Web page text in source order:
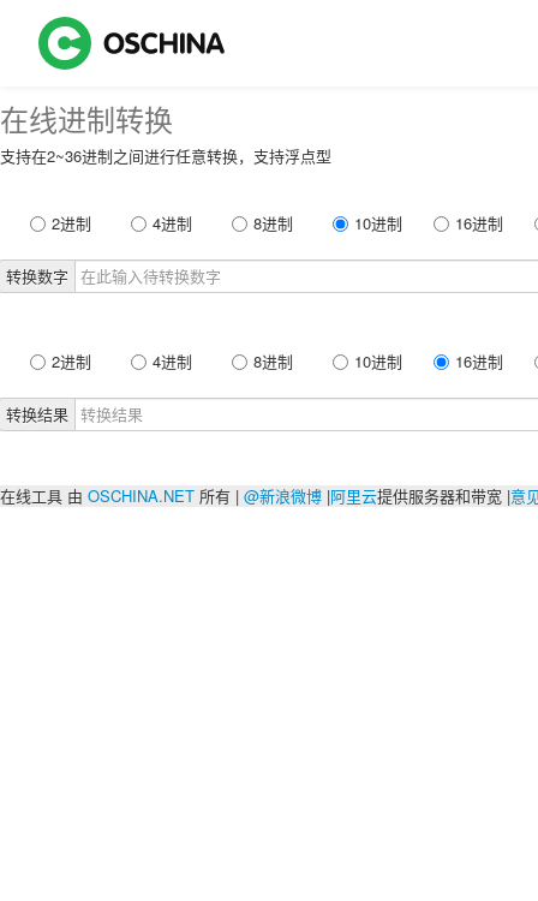
在线进制转换
支持在2~36进制之间进行任意转换，支持浮点型
2进制 4进制 8进制 10进制 16进制
转换数字
2进制 4进制 8进制 10进制 16进制
转换结果
在线工具 由 OSCHINA.NET 所有 | @新浪微博 |阿里云提供服务器和带宽 |意